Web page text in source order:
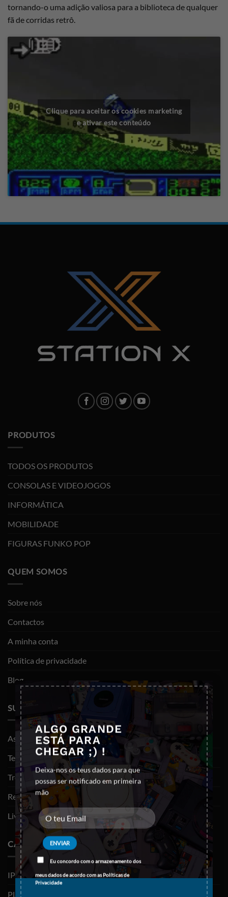
ALGO GRANDE
ESTÁ PARA
CHEGAR ;) !
Deixa-nos os teus dados para que
possas ser notificado em primeira
mão
Eu concordo com o armazenamento dos
meus dados de acordo com asPolíticas de
Privacidade
×
tornando-o uma adição valiosa para a biblioteca de qualquer
fã de corridas retrô.
Clique para aceitar os cookies marketing
e ativar este conteúdo
PRODUTOS
TODOS OS PRODUTOS
CONSOLAS E VIDEOJOGOS
INFORMÁTICA
MOBILIDADE
FIGURAS FUNKO POP
QUEM SOMOS
Sobre nós
Contactos
A minha conta
Política de privacidade
Blog
SUPORTE
As minhas encomendas
Termos e Condições
Trocas e devoluções
Resolução de litígios
Livro de reclamações
CATEGORIAS
IPHONES (RECONDICIONADOS)
PLAYSTATION